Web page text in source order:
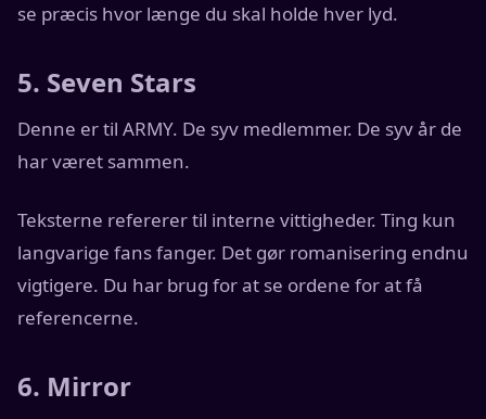
se præcis hvor længe du skal holde hver lyd.
5. Seven Stars
Denne er til ARMY. De syv medlemmer. De syv år de
har været sammen.
Teksterne refererer til interne vittigheder. Ting kun
langvarige fans fanger. Det gør romanisering endnu
vigtigere. Du har brug for at se ordene for at få
referencerne.
6. Mirror